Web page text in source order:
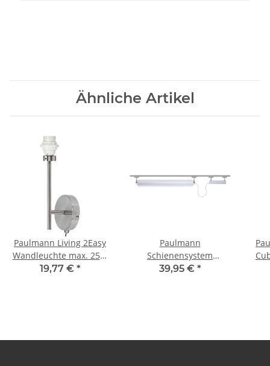
Ähnliche Artikel
Paulmann Living 2Easy
Wandleuchte max. 25W
E27 Eisen gebürstet
19,77 € *
Paulmann
Schienensystem
Light&Easy URail Spot
39,95 € *